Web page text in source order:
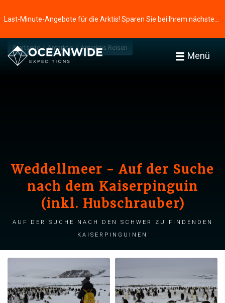
Menü
Startseite Antarktis Antarktis Reisen
Weddellmeer - Auf der Suche
nach dem Kaiserpinguin
(inkl. Hubschrauber)
Auf der Suche nach den schwer zu findenden
Kaiserpinguinen